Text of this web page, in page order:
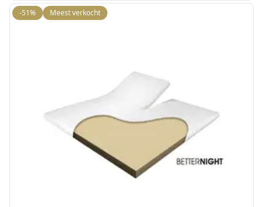
-51% Meest verkocht